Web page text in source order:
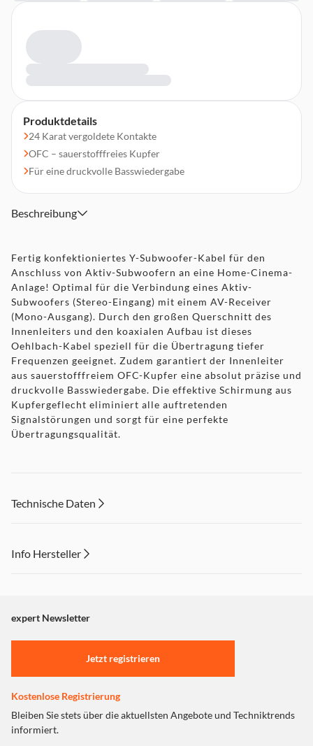
Produktdetails
24 Karat vergoldete Kontakte
OFC – sauerstofffreies Kupfer
Für eine druckvolle Basswiedergabe
Beschreibung
Fertig konfektioniertes Y-Subwoofer-Kabel für den
Anschluss von Aktiv-Subwoofern an eine Home-Cinema-
Anlage! Optimal für die Verbindung eines Aktiv-
Subwoofers (Stereo-Eingang) mit einem AV-Receiver
(Mono-Ausgang). Durch den großen Querschnitt des
Innenleiters und den koaxialen Aufbau ist dieses
Oehlbach-Kabel speziell für die Übertragung tiefer
Frequenzen geeignet. Zudem garantiert der Innenleiter
aus sauerstofffreiem OFC-Kupfer eine absolut präzise und
druckvolle Basswiedergabe. Die effektive Schirmung aus
Kupfergeflecht eliminiert alle auftretenden
Signalstörungen und sorgt für eine perfekte
Übertragungsqualität.
Technische Daten
Info Hersteller
"Marketing".
Einstellungen anpassen
expert Newsletter
Jetzt registrieren
Kostenlose Registrierung
Bleiben Sie stets über die aktuellsten Angebote und Techniktrends
informiert.